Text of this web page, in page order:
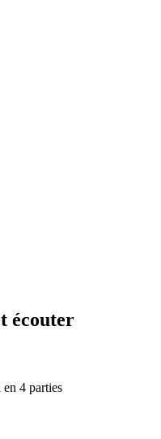
écouter
4 parties